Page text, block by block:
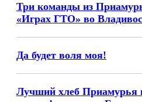
Три команды из
«Играх ГТО» во
Да будет воля моя!
Лучший хлеб Приамурья